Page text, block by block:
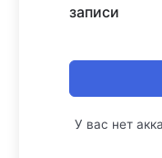
записи
У вас нет